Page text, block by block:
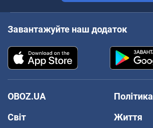
Завантажуйте наш додаток
OBOZ.UA
Політика
Світ
Життя